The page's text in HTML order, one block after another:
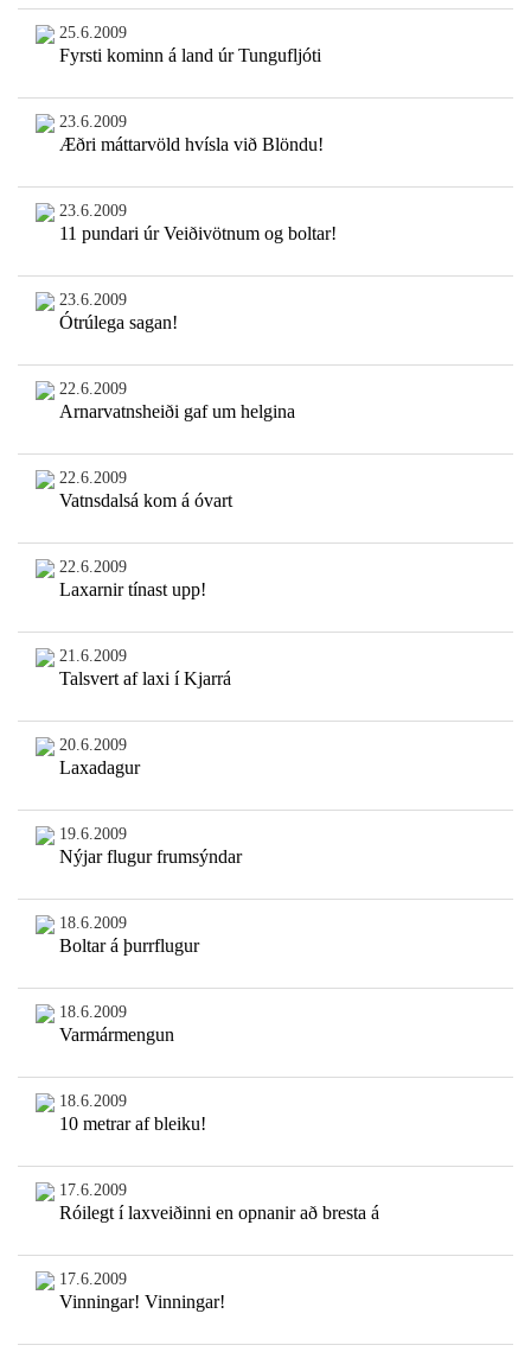
25.6.2009
Fyrsti kominn á land úr Tungufljóti
23.6.2009
Æðri máttarvöld hvísla við Blöndu!
23.6.2009
11 pundari úr Veiðivötnum og boltar!
23.6.2009
Ótrúlega sagan!
22.6.2009
Arnarvatnsheiði gaf um helgina
22.6.2009
Vatnsdalsá kom á óvart
22.6.2009
Laxarnir tínast upp!
21.6.2009
Talsvert af laxi í Kjarrá
20.6.2009
Laxadagur
19.6.2009
Nýjar flugur frumsýndar
18.6.2009
Boltar á þurrflugur
18.6.2009
Varmármengun
18.6.2009
10 metrar af bleiku!
17.6.2009
Róilegt í laxveiðinni en opnanir að bresta á
17.6.2009
Vinningar! Vinningar!